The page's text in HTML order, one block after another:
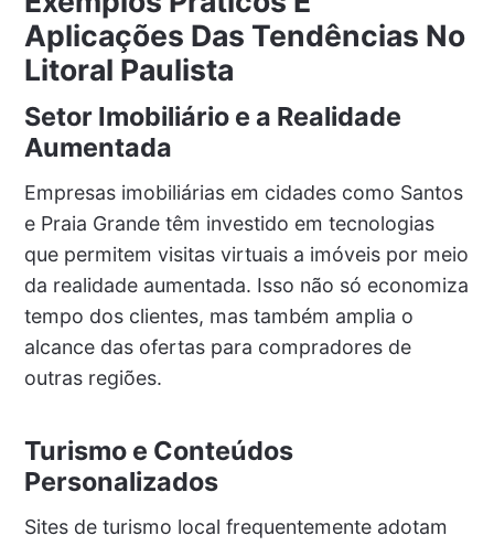
Aplicações Das Tendências No
Litoral Paulista
Setor Imobiliário e a Realidade
Aumentada
Empresas imobiliárias em cidades como Santos
e Praia Grande têm investido em tecnologias
que permitem visitas virtuais a imóveis por meio
da realidade aumentada. Isso não só economiza
tempo dos clientes, mas também amplia o
alcance das ofertas para compradores de
outras regiões.
Turismo e Conteúdos
Personalizados
Sites de turismo local frequentemente adotam